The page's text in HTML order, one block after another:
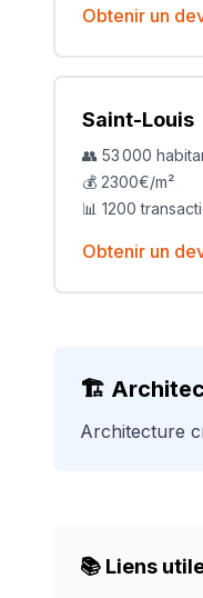
Obtenir un
Saint-Louis
👥 53 000
💰 2300€/m²
📊 1200
Obtenir un
🏗️
Architecture
📚 Liens